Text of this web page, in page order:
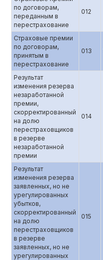
по договорам,
переданным в
перестрахование
012
Страховые премии
по договорам,
принятым в
перестрахование
013
Результат
изменения резерва
незаработанной
премии,
скорректированный
на долю
перестраховщиков
в резерве
незаработанной
премии
014
Результат
изменения резерва
заявленных, но не
урегулированных
убытков,
скорректированный
на долю
перестраховщиков
в резерве
заявленных, но не
урегулированных
015